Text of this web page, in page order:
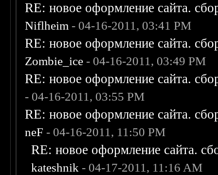
RE: новое оформление сайта.
Niflheim - 04-16-2011, 03:41 PM
RE: новое оформление сайта.
Zombie_ice - 04-16-2011, 03:49 PM
RE: новое оформление сайта.
- 04-16-2011, 03:55 PM
RE: новое оформление сайта.
neF - 04-16-2011, 11:50 PM
RE: новое оформление сайта.
kateshnik - 04-17-2011, 11:16 AM